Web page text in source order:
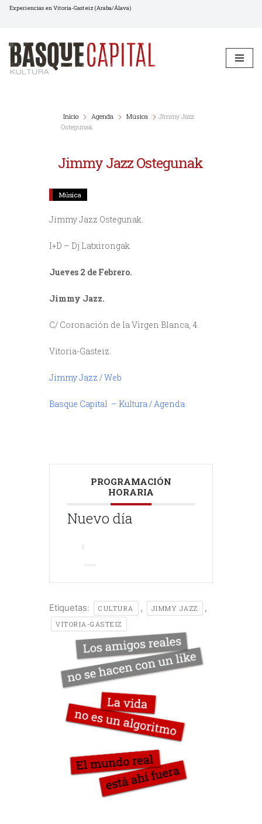
al
contenido
Experiencias en Vitoria-Gasteiz (Araba/Álava)
Inicio Agenda Música
Jimmy Jazz
Ostegunak
Jimmy Jazz Ostegunak
Música
Jimmy Jazz Ostegunak.
I+D – Dj Latxirongak.
Jueves 2 de Febrero.
Jimmy Jazz.
C/ Coronación de la Virgen Blanca, 4.
Vitoria-Gasteiz.
Jimmy Jazz / Web
Basque Capital – Kultura / Agenda
PROGRAMACIÓN
HORARIA
Nuevo día
Etiquetas: CULTURA , JIMMY JAZZ ,
VITORIA-GASTEIZ